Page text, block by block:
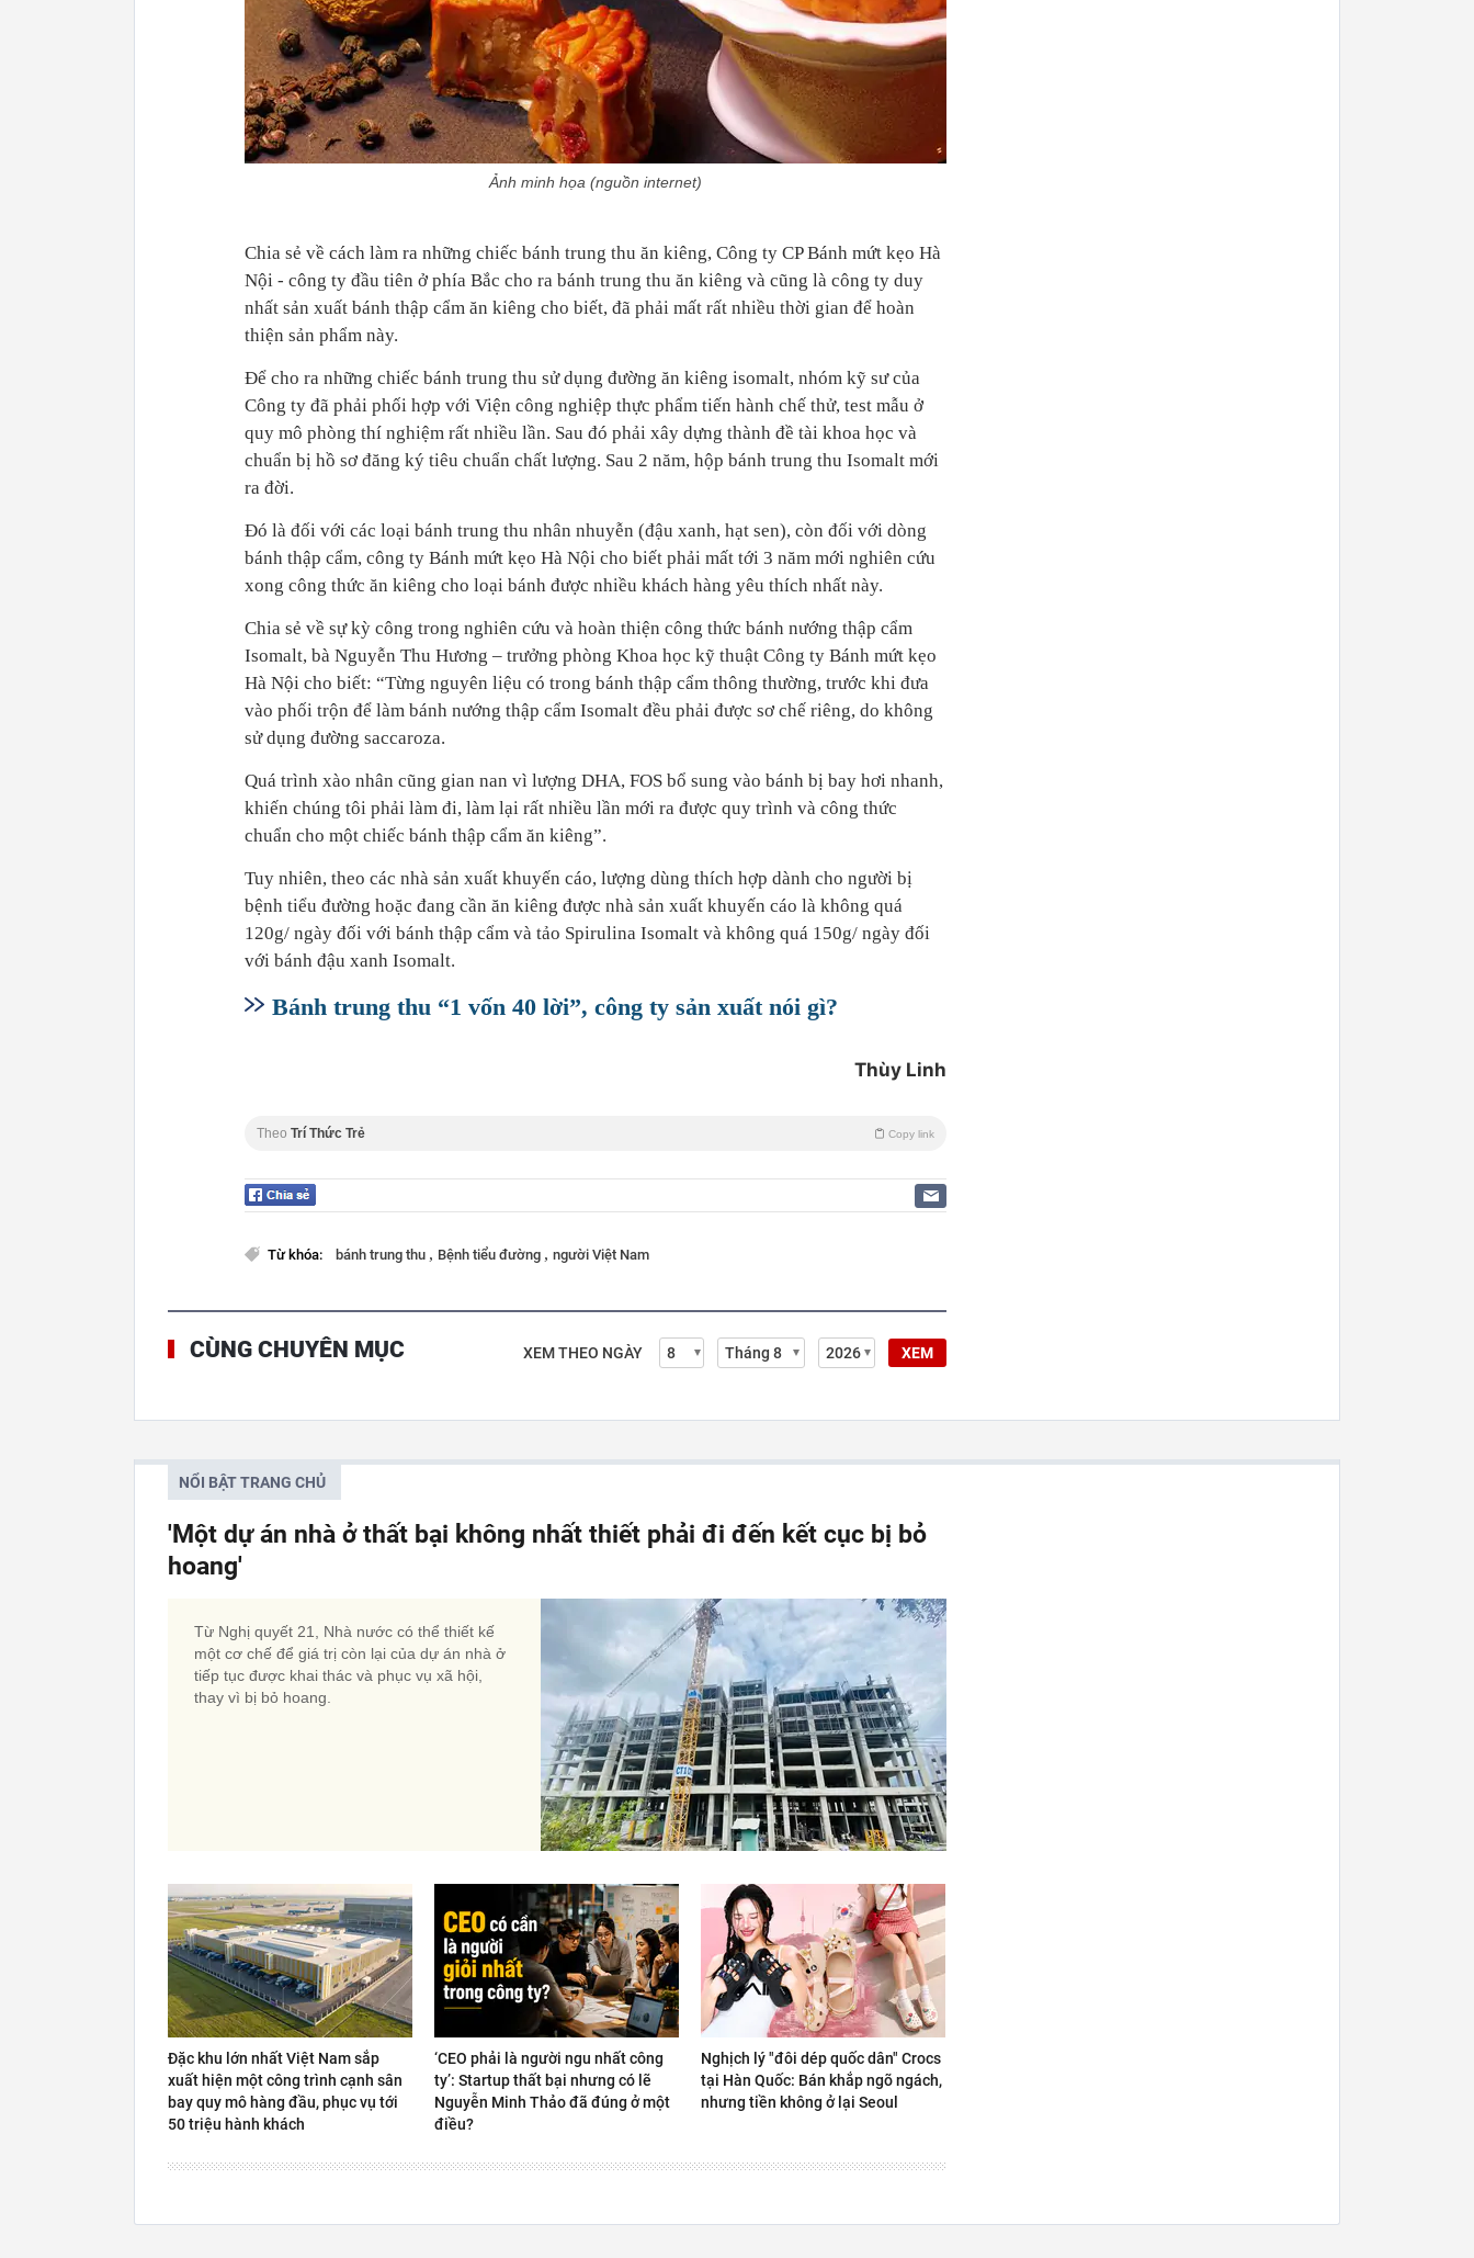
Ảnh minh họa (nguồn internet)
Chia sẻ về cách làm ra những chiếc bánh trung thu ăn kiêng, Công ty CP Bánh mứt kẹo Hà
Nội - công ty đầu tiên ở phía Bắc cho ra bánh trung thu ăn kiêng và cũng là công ty duy
nhất sản xuất bánh thập cẩm ăn kiêng cho biết, đã phải mất rất nhiều thời gian để hoàn
thiện sản phẩm này.
Để cho ra những chiếc bánh trung thu sử dụng đường ăn kiêng isomalt, nhóm kỹ sư của
Công ty đã phải phối hợp với Viện công nghiệp thực phẩm tiến hành chế thử, test mẫu ở
quy mô phòng thí nghiệm rất nhiều lần. Sau đó phải xây dựng thành đề tài khoa học và
chuẩn bị hồ sơ đăng ký tiêu chuẩn chất lượng. Sau 2 năm, hộp bánh trung thu Isomalt mới
ra đời.
Đó là đối với các loại bánh trung thu nhân nhuyễn (đậu xanh, hạt sen), còn đối với dòng
bánh thập cẩm, công ty Bánh mứt kẹo Hà Nội cho biết phải mất tới 3 năm mới nghiên cứu
xong công thức ăn kiêng cho loại bánh được nhiều khách hàng yêu thích nhất này.
Chia sẻ về sự kỳ công trong nghiên cứu và hoàn thiện công thức bánh nướng thập cẩm
Isomalt, bà Nguyễn Thu Hương – trưởng phòng Khoa học kỹ thuật Công ty Bánh mứt kẹo
Hà Nội cho biết: “Từng nguyên liệu có trong bánh thập cẩm thông thường, trước khi đưa
vào phối trộn để làm bánh nướng thập cẩm Isomalt đều phải được sơ chế riêng, do không
sử dụng đường saccaroza.
Quá trình xào nhân cũng gian nan vì lượng DHA, FOS bổ sung vào bánh bị bay hơi nhanh,
khiến chúng tôi phải làm đi, làm lại rất nhiều lần mới ra được quy trình và công thức
chuẩn cho một chiếc bánh thập cẩm ăn kiêng”.
Tuy nhiên, theo các nhà sản xuất khuyến cáo, lượng dùng thích hợp dành cho người bị
bệnh tiểu đường hoặc đang cần ăn kiêng được nhà sản xuất khuyến cáo là không quá
120g/ ngày đối với bánh thập cẩm và tảo Spirulina Isomalt và không quá 150g/ ngày đối
với bánh đậu xanh Isomalt.
Bánh trung thu “1 vốn 40 lời”, công ty sản xuất nói gì?
Thùy Linh
Theo Trí Thức Trẻ Copy link
Từ khóa: bánh trung thu , Bệnh tiểu đường , người Việt Nam
CÙNG CHUYÊN MỤC XEM THEO NGÀY XEM
NỔI BẬT TRANG CHỦ
'Một dự án nhà ở thất bại không nhất thiết phải đi đến kết cục bị bỏ
hoang'
Từ Nghị quyết 21, Nhà nước có thể thiết kế
một cơ chế để giá trị còn lại của dự án nhà ở
tiếp tục được khai thác và phục vụ xã hội,
thay vì bị bỏ hoang.
Đặc khu lớn nhất Việt Nam sắp
xuất hiện một công trình cạnh sân
bay quy mô hàng đầu, phục vụ tới
50 triệu hành khách
‘CEO phải là người ngu nhất công
ty’: Startup thất bại nhưng có lẽ
Nguyễn Minh Thảo đã đúng ở một
điều?
Nghịch lý "đôi dép quốc dân" Crocs
tại Hàn Quốc: Bán khắp ngõ ngách,
nhưng tiền không ở lại Seoul